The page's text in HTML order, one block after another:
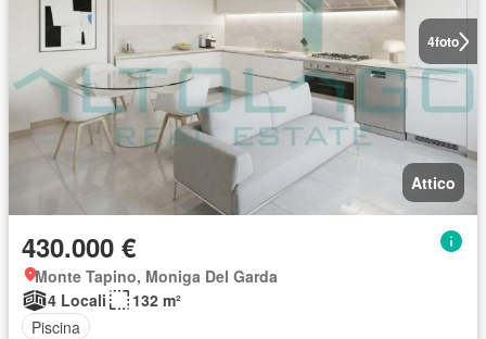
4foto
Attico
430.000 €
Monte Tapino, Moniga Del Garda
4 Locali
132 m²
Piscina